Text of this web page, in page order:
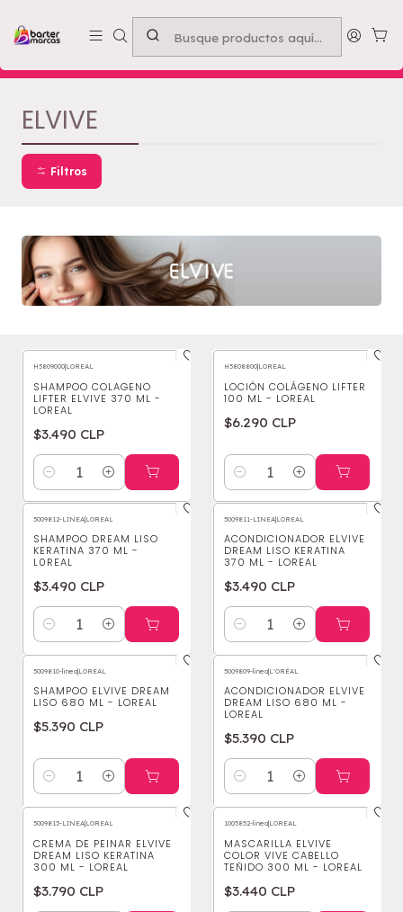
Emprende con nosotros -Compra mínima $50.000
Inicio ELVIVE
ELVIVE
Filtros
H5809000|LOREAL
SHAMPOO COLAGENO
LIFTER ELVIVE 370 ML -
LOREAL
$3.490 CLP
Cantidad
H5808800|LOREAL
LOCIÓN COLÁGENO LIFTER
100 ML - LOREAL
$6.290 CLP
Cantidad
5009812-LINEA|LOREAL
SHAMPOO DREAM LISO
KERATINA 370 ML -
L0REAL
$3.490 CLP
Cantidad
5009811-LINEA|LOREAL
ACONDICIONADOR ELVIVE
DREAM LISO KERATINA
370 ML - LOREAL
$3.490 CLP
Cantidad
5009810-linea|LOREAL
SHAMPOO ELVIVE DREAM
LISO 680 ML - LOREAL
$5.390 CLP
Cantidad
5009809-linea|L'ORÉAL
ACONDICIONADOR ELVIVE
DREAM LISO 680 ML -
LOREAL
$5.390 CLP
Cantidad
5009813-LINEA|LOREAL
CREMA DE PEINAR ELVIVE
DREAM LISO KERATINA
300 ML - LOREAL
$3.790 CLP
1005852-linea|LOREAL
MASCARILLA ELVIVE
COLOR VIVE CABELLO
TEÑIDO 300 ML - LOREAL
$3.440 CLP